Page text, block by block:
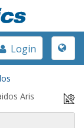
Toggle
Login
Aris